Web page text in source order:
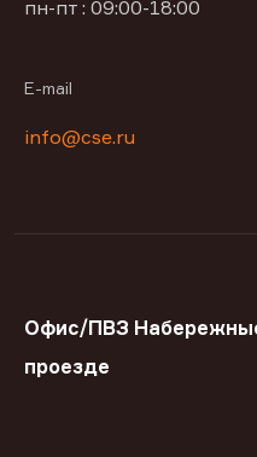
пн-пт : 09:00-18:00
E-mail
info@cse.ru
Офис/ПВЗ
проезде